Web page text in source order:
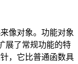
像对象。功能对象
展了常规功能的特
，它比普通函数具